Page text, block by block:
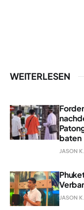
WEITERLESEN
baten
JASON K.
JASON K.